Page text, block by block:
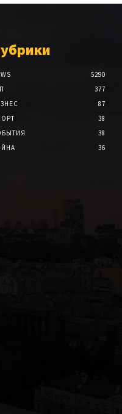
5290
377
87
38
38
36